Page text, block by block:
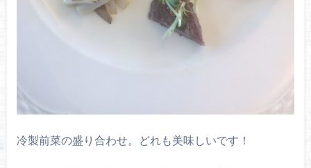
冷製前菜の盛り合わせ。どれも美味しいです！